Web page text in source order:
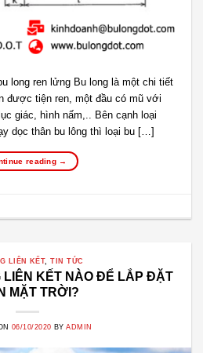
long ren lửng Bu long là một chi tiết
được tiện ren, một đầu có mũ với
giác, hình nấm,.. Bên cạnh loại
dọc thân bu lông thì loại bu […]
reading →
LIÊN KẾT,TIN TỨC
LIÊN KẾT NÀO ĐỂ LẮP ĐẶT
MẶT TRỜI?
06/10/2020 BYADMIN